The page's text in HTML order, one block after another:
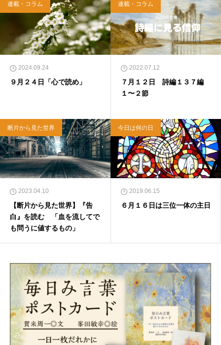
連載・コラム
2024.09.24
９月２４日「心で読め」
連載・コラム
2022.07.12
７月１２日 詩編１３７編
１〜２節
断片から見た世界
2023.04.10
【断片から見た世界】『告
白』を読む 「血を流してで
も問うに値するもの」
今日は何の日
2019.06.15
６月１６日は三位一体の主日